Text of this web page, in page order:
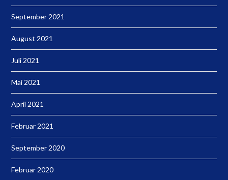
September 2021
August 2021
Juli 2021
Mai 2021
April 2021
Februar 2021
September 2020
Februar 2020